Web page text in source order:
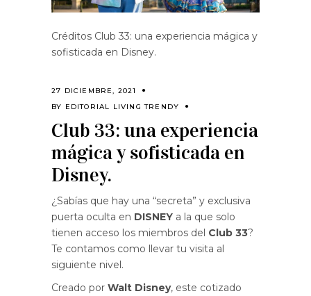
Créditos Club 33: una experiencia mágica y
sofisticada en Disney.
27 DICIEMBRE, 2021
BY EDITORIAL LIVING TRENDY
Club 33: una experiencia
mágica y sofisticada en
Disney.
¿Sabías que hay una “secreta” y exclusiva
puerta oculta en DISNEY a la que solo
tienen acceso los miembros del Club 33?
Te contamos como llevar tu visita al
siguiente nivel.
Creado por Walt Disney, este cotizado